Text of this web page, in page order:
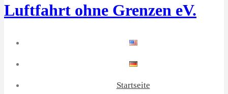
Luftfahrt ohne Grenzen eV.
Startseite